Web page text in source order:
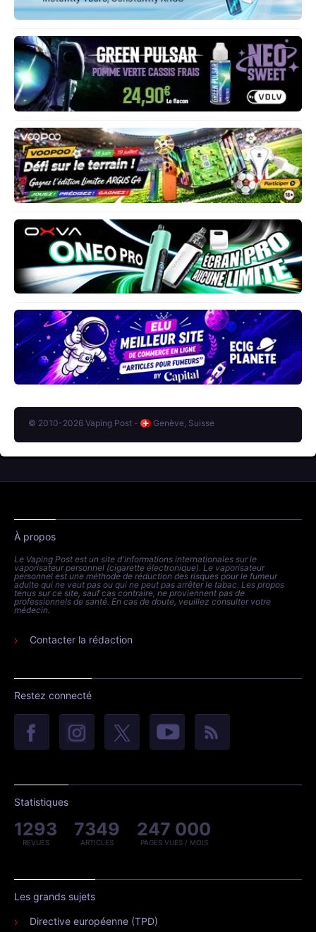
© 2010-2026 Vaping Post - Genève, Suisse
À propos
Le Vaping Post est un site d'informations internationales sur le
vaporisateur personnel (cigarette électronique). Le vaporisateur
personnel est une méthode de réduction des risques pour le fumeur
adulte qui ne veut pas ou qui ne peut pas arrêter le tabac. Les propos
tenus sur ce site, sauf cas contraire, ne proviennent pas de
professionnels de santé. En cas de doute, veuillez consulter votre
médecin.
Contacter la rédaction
Restez connecté
Statistiques
1293
REVUES
7349
ARTICLES
247 000
PAGES VUES / MOIS
Les grands sujets
Directive européenne (TPD)